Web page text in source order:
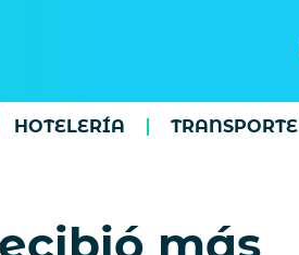
HOTELERÍA TRANSPORTE